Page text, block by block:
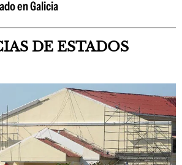
en Galicia
DE ESTADOS